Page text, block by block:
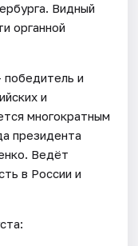
Видный
органной
победитель и
и
многократным
президента
Ведёт
в России и